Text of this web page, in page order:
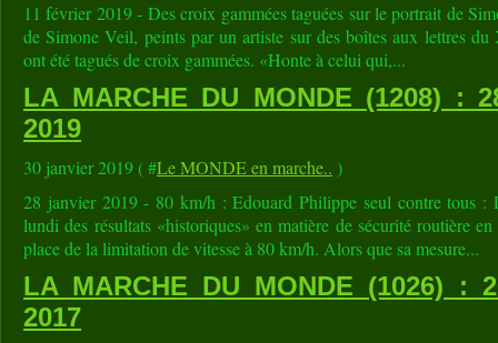
11 février 2019 - Des croix gammées taguées sur le portrait de
de Simone Veil, peints par un artiste sur des boîtes aux lettres
ont été tagués de croix gammées. «Honte à celui qui,...
LA MARCHE DU MONDE (1208) :
2019
30 janvier 2019 ( #Le MONDE en marche.. )
28 janvier 2019 - 80 km/h : Edouard Philippe seul contre tous :
lundi des résultats «historiques» en matière de sécurité routière
place de la limitation de vitesse à 80 km/h. Alors que sa mesure...
LA MARCHE DU MONDE (1026) :
2017